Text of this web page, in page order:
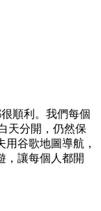
順利。我們每個
天分開，仍然保
谷歌地圖導航，
，讓每個人都開